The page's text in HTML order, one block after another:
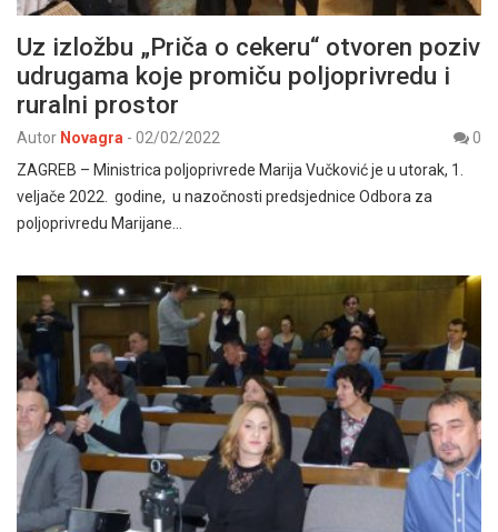
Uz izložbu „Priča o cekeru“ otvoren poziv
udrugama koje promiču poljoprivredu i
ruralni prostor
Autor Novagra - 02/02/2022
0
ZAGREB – Ministrica poljoprivrede Marija Vučković je u utorak, 1.
veljače 2022. godine, u nazočnosti predsjednice Odbora za
poljoprivredu Marijane…